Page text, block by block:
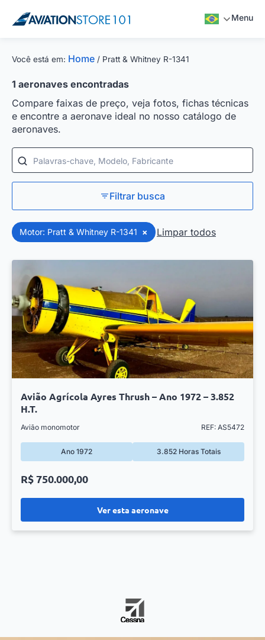
Menu
Você está em: Home / Pratt & Whitney R-1341
1 aeronaves encontradas
Compare faixas de preço, veja fotos, fichas técnicas
e encontre a aeronave ideal no nosso catálogo de
aeronaves.
Palavras-chave, Modelo, Fabricante
Filtrar busca
Motor: Pratt & Whitney R-1341 × Limpar todos
Avião Agrícola Ayres Thrush – Ano 1972 – 3.852
H.T.
Avião monomotor REF: AS5472
Ano 1972 3.852 Horas Totais
Ver esta aeronave
R$ 750.000,00